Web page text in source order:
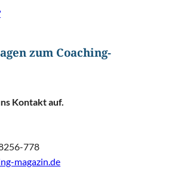
zum Coaching-
Kontakt auf.
778
magazin.de